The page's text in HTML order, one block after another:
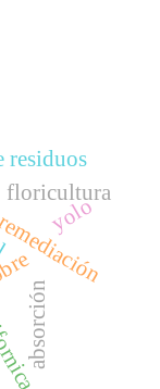
residuos
absorción
floricultura
yolo